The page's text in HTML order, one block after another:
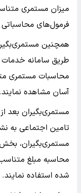
میزان مستمری
فرمول‌های
همچنین
طریق سامانه
محاسبات مستمری
آسان مشاهده نمایند.
مستمری‌بگیران بعد
مستمری‌بگیران،
محاسبه مبلغ
شده استفاده نمایند.